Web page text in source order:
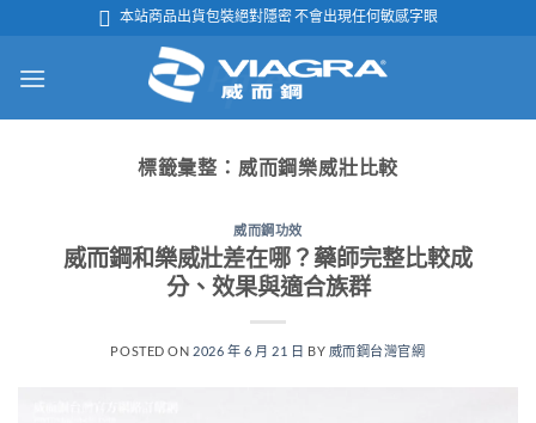
 本站商品出貨包裝絕對隱密 不會出現任何敏感字眼
標籤彙整： 威而鋼樂威壯比較
威而鋼功效
威而鋼和樂威壯差在哪？藥師完整比較成
分、效果與適合族群
POSTED ON 2026 年 6 月 21 日 BY 威而鋼台灣官網